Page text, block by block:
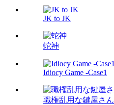
JK to JK
蛇神
Idiocy Game -Case1
職権乱用な鍵屋さん